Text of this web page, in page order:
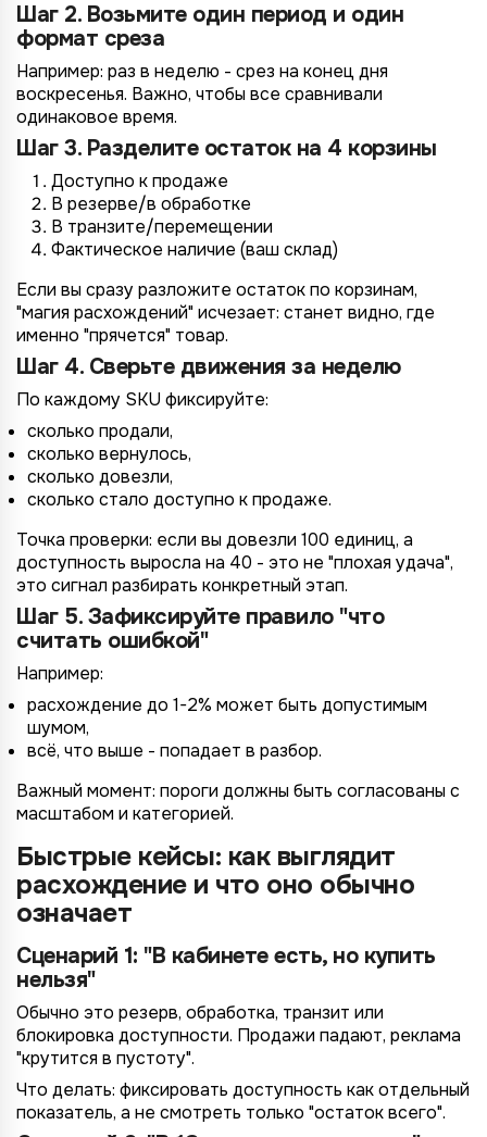
Шаг 2. Возьмите один период и один
формат среза
Например: раз в неделю - срез на конец дня
воскресенья. Важно, чтобы все сравнивали
одинаковое время.
Шаг 3. Разделите остаток на 4 корзины
Доступно к продаже
В резерве/в обработке
В транзите/перемещении
Фактическое наличие (ваш склад)
Если вы сразу разложите остаток по корзинам,
"магия расхождений" исчезает: станет видно, где
именно "прячется" товар.
Шаг 4. Сверьте движения за неделю
По каждому SKU фиксируйте:
сколько продали,
сколько вернулось,
сколько довезли,
сколько стало доступно к продаже.
Точка проверки: если вы довезли 100 единиц, а
доступность выросла на 40 - это не "плохая удача",
это сигнал разбирать конкретный этап.
Шаг 5. Зафиксируйте правило "что
считать ошибкой"
Например:
расхождение до 1-2% может быть допустимым
шумом,
всё, что выше - попадает в разбор.
Важный момент: пороги должны быть согласованы с
масштабом и категорией.
Быстрые кейсы: как выглядит
расхождение и что оно обычно
означает
Сценарий 1: "В кабинете есть, но купить
нельзя"
Обычно это резерв, обработка, транзит или
блокировка доступности. Продажи падают, реклама
"крутится в пустоту".
Что делать: фиксировать доступность как отдельный
показатель, а не смотреть только "остаток всего".
Согласие на обработку ПД
Правила обработки персональных данных
Отправить заявку
https://your-company
Ozon
YandexMarket
MegaMarket
Другие
1 организация
до 3 огранизаций
до 5 организаций
более 5 организаций
до 1 млн.
от 1 до 5 млн.
от 5 до 10 млн.
от 10 млн.
Передать анкету